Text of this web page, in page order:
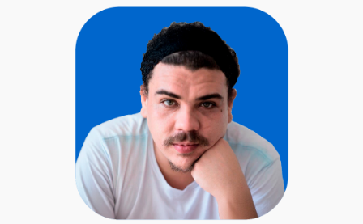
captivent le public.